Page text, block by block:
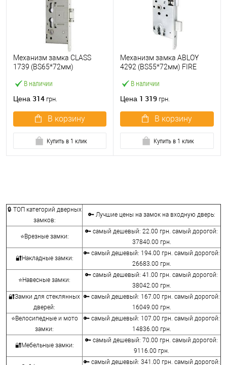
В наличии
Механизм замка CLASS
1739 (BS65*72мм)
никель
Цена 314 грн.
В корзину
Купить в 1 клик
В наличии
Механизм замка ABLOY
4292 (BS55*72мм) FIRE
планки
Цена 1 319 грн.
В корзину
Купить в 1 клик
🔒 ТОП категорий дверных
замков:
🔑 Лучшие цены на замок на входную дверь:
⭐Врезные замки:
🔑 самый дешевый: 22.00 грн. самый дорогой:
37840.00 грн.
🔐Накладные замки:
🔑 самый дешевый: 194.00 грн. самый дорогой:
26683.00 грн.
⭐Навесные замки:
🔑 самый дешевый: 41.00 грн. самый дорогой:
38042.00 грн.
🔐Замки для стеклянных
дверей:
🔑 самый дешевый: 167.00 грн. самый дорогой:
16049.00 грн.
⭐Велосипедные и мото
замки:
🔑 самый дешевый: 107.00 грн. самый дорогой:
14836.00 грн.
🔐Мебельные замки:
🔑 самый дешевый: 70.00 грн. самый дорогой:
9116.00 грн.
🔑 самый дешевый: 341.00 грн. самый дорогой: